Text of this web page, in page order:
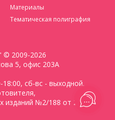
Материалы
Тематическая полиграфия
2009-2026
5, офис 203А
сб-вс - выходной.
изданий №2/188 от 22